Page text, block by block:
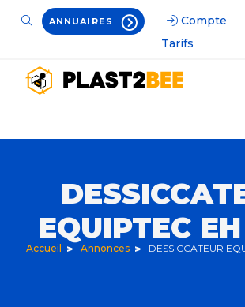
ANNUAIRES Compte
Tarifs
EQUIPTEC
Accueil Annonces DESSICCATEUR